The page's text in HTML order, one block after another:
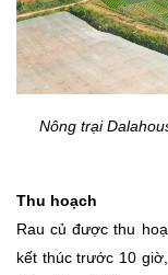
Nông trại
Thu hoạch
Rau củ được thu
kết thúc trước 10